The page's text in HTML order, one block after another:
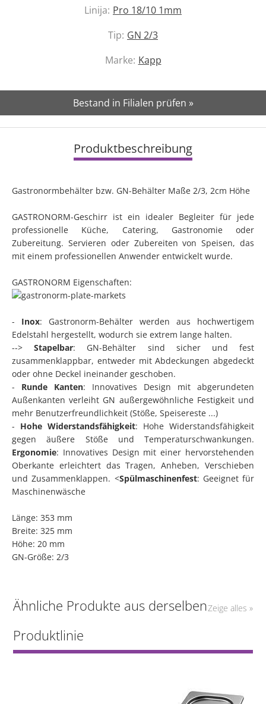
Linija: Pro 18/10 1mm
Tip: GN 2/3
Marke: Kapp
Bestand in Filialen prüfen »
Produktbeschreibung
Gastronormbehälter bzw. GN-Behälter Maße 2/3, 2cm Höhe
GASTRONORM-Geschirr ist ein idealer Begleiter für jede
professionelle Küche, Catering, Gastronomie oder
Zubereitung. Servieren oder Zubereiten von Speisen, das
mit einem professionellen Anwender entwickelt wurde.
GASTRONORM Eigenschaften:
- Inox: Gastronorm-Behälter werden aus hochwertigem
Edelstahl hergestellt, wodurch sie extrem lange halten.
-->Stapelbar: GN-Behälter sind sicher und fest
zusammenklappbar, entweder mit Abdeckungen abgedeckt
oder ohne Deckel ineinander geschoben.
- Runde Kanten: Innovatives Design mit abgerundeten
Außenkanten verleiht GN außergewöhnliche Festigkeit und
mehr Benutzerfreundlichkeit (Stöße, Speisereste ...)
- Hohe Widerstandsfähigkeit: Hohe Widerstandsfähigkeit
gegen äußere Stöße und Temperaturschwankungen.
Ergonomie: Innovatives Design mit einer hervorstehenden
Oberkante erleichtert das Tragen, Anheben, Verschieben
und Zusammenklappen. <Spülmaschinenfest: Geeignet für
Maschinenwäsche
Länge: 353 mm
Breite: 325 mm
Höhe: 20 mm
GN-Größe: 2/3
Ähnliche Produkte aus derselben
Produktlinie
Zeige alles »